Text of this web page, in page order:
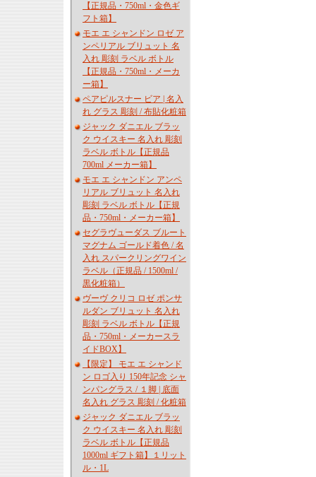
【正規品・750ml・金色ギ
フト箱】
モエ エ シャンドン ロゼ ア
ンペリアル ブリュット 名
入れ 彫刻 ラベル ボトル
【正規品・750ml・メーカ
ー箱】
ペアピルスナー ビア | 名入
れ グラス 彫刻 / 布貼化粧箱
ジャック ダニエル ブラッ
ク ウイスキー 名入れ 彫刻
ラベル ボトル【正規品
700ml メーカー箱】
モエ エ シャンドン アンペ
リアル ブリュット 名入れ
彫刻 ラベル ボトル【正規
品・750ml・メーカー箱】
セグラヴューダス ブルート
マグナム ゴールド着色 / 名
入れ スパークリングワイン
ラベル（正規品 / 1500ml /
黒化粧箱）
ヴーヴ クリコ ロゼ ポンサ
ルダン ブリュット 名入れ
彫刻 ラベル ボトル【正規
品・750ml・メーカースラ
イドBOX】
【限定】 モエ エ シャンド
ン ロゴ入り 150年記念 シャ
ンパングラス / １脚 | 底面
名入れ グラス 彫刻 / 化粧箱
ジャック ダニエル ブラッ
ク ウイスキー 名入れ 彫刻
ラベル ボトル【正規品
1000ml ギフト箱】１リット
ル・1L